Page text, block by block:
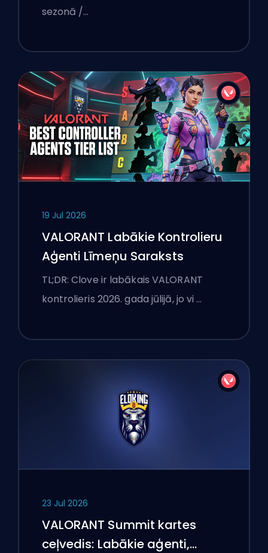
sezonā /…
19 Jul 2026
VALORANT Labākie Kontrolieru
Aģenti Līmeņu Saraksts
TL;DR: Clove ir labākais VALORANT
kontrolieris 2026. gada jūlijā, jo vi …
23 Jul 2026
VALORANT Summit kartes
ceļvedis: Labākie aģenti,